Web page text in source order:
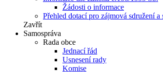
Žádosti o informace
Přehled dotací pro zájmová sdružení a
Zavřít
Samospráva
Rada obce
Jednací řád
Usnesení rady
Komise